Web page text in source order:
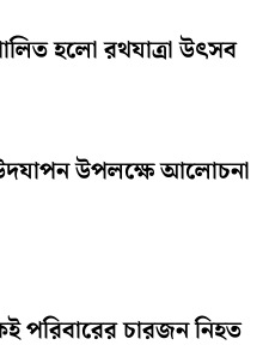
হলো রথযাত্রা উৎসব
উপলক্ষে আলোচনা
পরিবারের চারজন নিহত